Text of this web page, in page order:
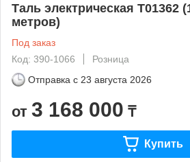
Таль электрическая Т01362
метров)
Под заказ
Код: 390-1066
Розница
Отправка с 23 августа 2026
от 3 168 000 ₸
Купить